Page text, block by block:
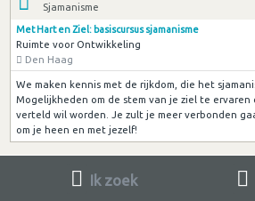
Sjamanisme
Met Hart en Ziel: basiscursus sjamanisme
Ruimte voor Ontwikkeling
Den Haag
We maken kennis met de rijkdom, die het
Mogelijkheden om de stem van je ziel te
verteld wil worden. Je zult je meer verbonden
om je heen en met jezelf!
Ik zoek